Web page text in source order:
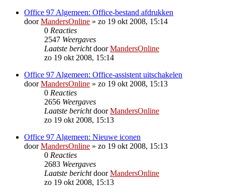
Office 97 Algemeen: Office-bestand afdrukken
doorMandersOnline » zo 19 okt 2008, 15:14
0 Reacties
2547 Weergaves
Laatste berichtdoorMandersOnline
zo 19 okt 2008, 15:14
Office 97 Algemeen: Office-assistent uitschakelen
doorMandersOnline » zo 19 okt 2008, 15:13
0 Reacties
2656 Weergaves
Laatste berichtdoorMandersOnline
zo 19 okt 2008, 15:13
Office 97 Algemeen: Nieuwe iconen
doorMandersOnline » zo 19 okt 2008, 15:13
0 Reacties
2683 Weergaves
Laatste berichtdoorMandersOnline
zo 19 okt 2008, 15:13